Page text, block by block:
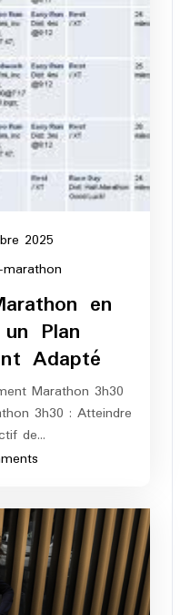
2025
novembre
marathon
en
Plan
Adapté
Marathon 3h30
3h30 : Atteindre
de…